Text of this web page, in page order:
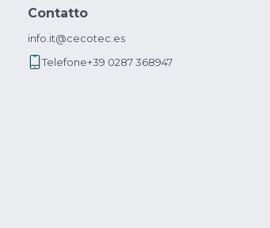
Contatto
info.it@cecotec.es
Telefone+39 0287 368947